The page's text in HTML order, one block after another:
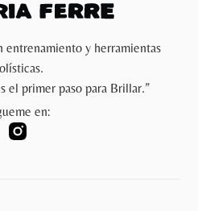
entrenamiento y herramientas
el primer paso para Brillar.”
en: